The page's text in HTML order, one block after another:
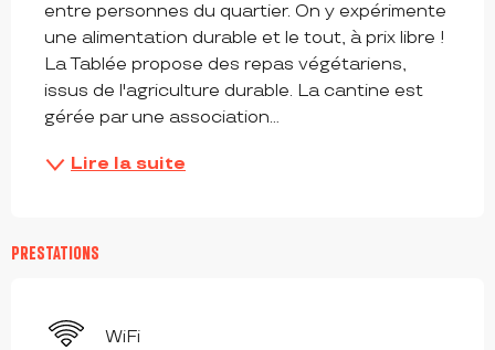
entre personnes du quartier. On y expérimente
une alimentation durable et le tout, à prix libre !
La Tablée propose des repas végétariens,
issus de l'agriculture durable. La cantine est
gérée par une association...
Lire la suite
PRESTATIONS
WiFi